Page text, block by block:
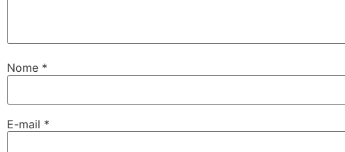
Nome *
E-mail *